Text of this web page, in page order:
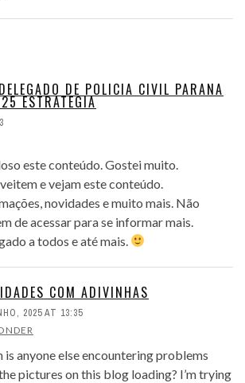
DE POLICIA CIVIL PARANA
ESTRATEGIA
este conteúdo. Gostei muito.
e vejam este conteúdo.
novidades e muito mais. Não
de acessar para se informar mais.
a todos e até mais.
COM ADIVINHAS
2025 AT 13:35
is anyone else encountering problems
pictures on this blog loading? I’m trying